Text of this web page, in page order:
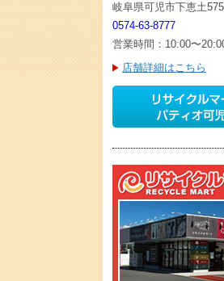
岐阜県可児市下恵土
0574-63-8777
営業時間：10:00〜
店舗詳細はこちら